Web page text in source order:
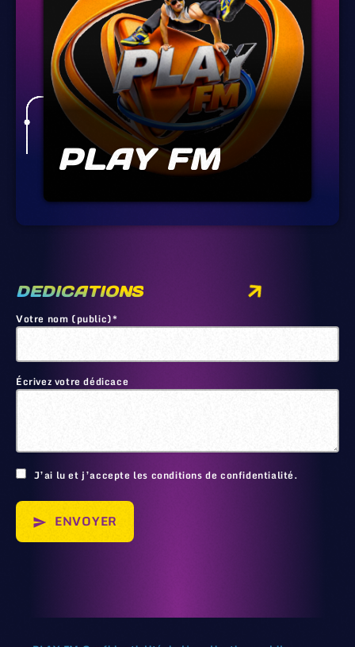
PLAY FM
DEDICATIONS
Votre nom (public)*
Écrivez votre dédicace
J’ai lu et j’accepte les conditions de confidentialité.
send ENVOYER